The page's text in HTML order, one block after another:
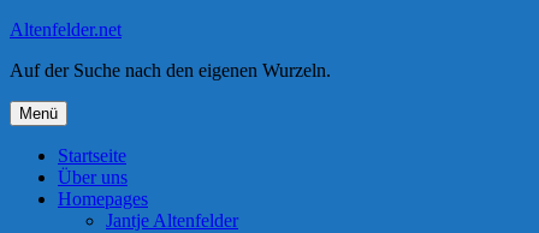
Zum
springen
Altenfelder.net
Auf der Suche nach den eigenen Wurzeln.
Menü
Startseite
Über uns
Homepages
Jantje Altenfelder